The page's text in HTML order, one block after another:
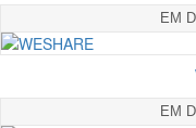
EM
EM